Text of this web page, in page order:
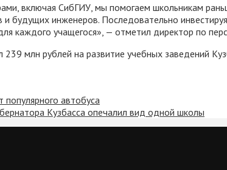
включая СибГИУ, мы помогаем школьникам
будущих инженеров. Последовательно
каждого учащегося», — отметил директор по
млн рублей на развитие учебных заведений
автобуса
Кузбасса опечалил вид одной школы